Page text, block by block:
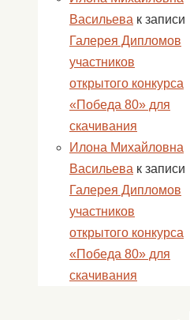
Васильева к записи
Галерея Дипломов
участников
открытого конкурса
«Победа 80» для
скачивания
Илона Михайловна
Васильева к записи
Галерея Дипломов
участников
открытого конкурса
«Победа 80» для
скачивания